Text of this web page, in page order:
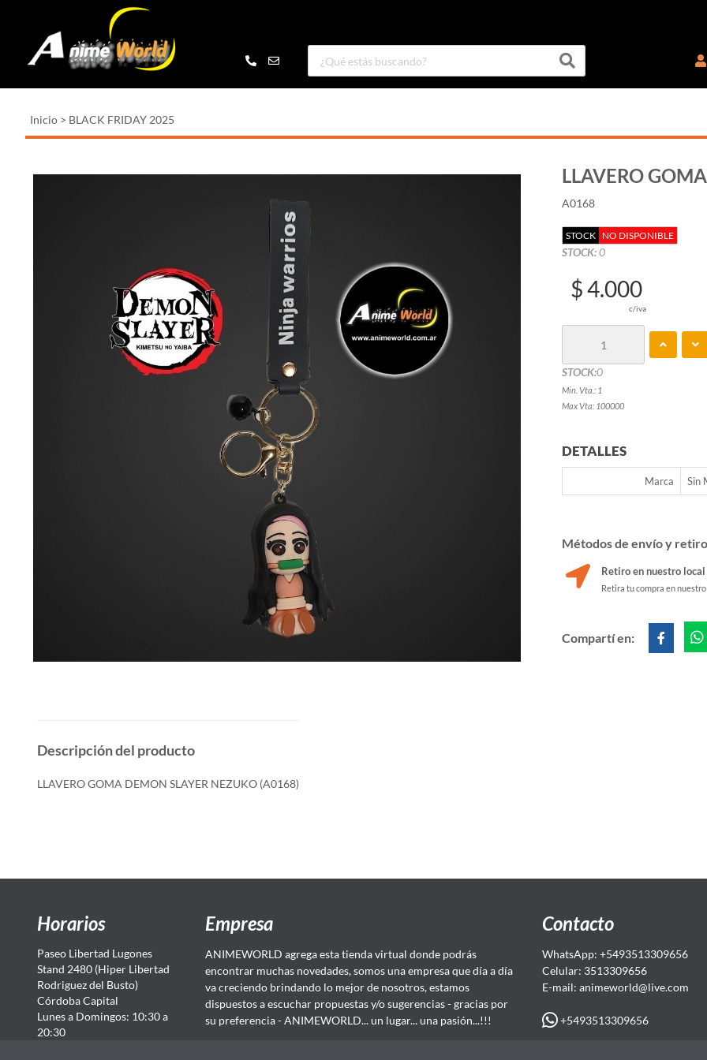
Inicio > BLACK FRIDAY 2025
LLAVERO
A0168
STOCK NO DISPONIBLE
STOCK:0
$ 4.000
c/iva
STOCK:0
Min. Vta.: 1
Max Vta: 100000
DETALLES
Marca Sin
Métodos de envío y retiro
Retiro en nuestro local
Retira tu compra en
Compartí en:
Descripción del producto
LLAVERO GOMA DEMON SLAYER NEZUKO (A0168)
Horarios
Paseo Libertad Lugones
Stand 2480 (Hiper Libertad
Rodriguez del Busto)
Córdoba Capital
Lunes a Domingos: 10:30 a
20:30
Empresa
ANIMEWORLD agrega esta tienda virtual donde podrás
encontrar muchas novedades, somos una empresa que día a día
va creciendo brindando lo mejor de nosotros, estamos
dispuestos a escuchar propuestas y/o sugerencias - gracias por
su preferencia - ANIMEWORLD... un lugar... una pasión...!!!
Contacto
WhatsApp: +5493513309656
Celular: 3513309656
E-mail: animeworld@live.com
+5493513309656